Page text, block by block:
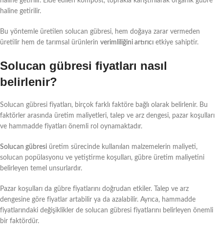
haline getirilir.
Bu yöntemle üretilen solucan gübresi, hem doğaya zarar vermeden
üretilir hem de tarımsal ürünlerin verimliliğini artırıcı etkiye sahiptir.
Solucan gübresi fiyatları nasıl
belirlenir?
Solucan gübresi fiyatları, birçok farklı faktöre bağlı olarak belirlenir. Bu
faktörler arasında üretim maliyetleri, talep ve arz dengesi, pazar koşulları
ve hammadde fiyatları önemli rol oynamaktadır.
Solucan gübresi üretim sürecinde kullanılan malzemelerin maliyeti,
solucan popülasyonu ve yetiştirme koşulları, gübre üretim maliyetini
belirleyen temel unsurlardır.
Pazar koşulları da gübre fiyatlarını doğrudan etkiler. Talep ve arz
dengesine göre fiyatlar artabilir ya da azalabilir. Ayrıca, hammadde
fiyatlarındaki değişiklikler de solucan gübresi fiyatlarını belirleyen önemli
bir faktördür.